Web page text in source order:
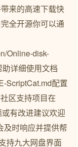
来的高速下载快
全开源你可以通
Online-disk-
详细使用文档
ScriptCat.md配置
区支持项目在
有改进建议欢迎
及时响应并提供帮
持九大网盘界面